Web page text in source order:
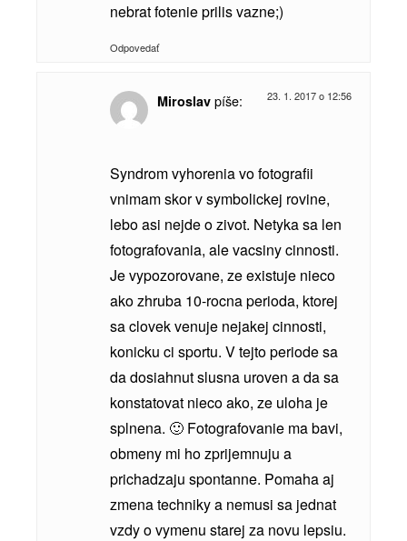
nebrat fotenie prilis vazne;)
Odpovedať
Miroslav píše: 23. 1. 2017 o 12:56
Syndrom vyhorenia vo fotografii
vnimam skor v symbolickej rovine,
lebo asi nejde o zivot. Netyka sa len
fotografovania, ale vacsiny cinnosti.
Je vypozorovane, ze existuje nieco
ako zhruba 10-rocna perioda, ktorej
sa clovek venuje nejakej cinnosti,
konicku ci sportu. V tejto periode sa
da dosiahnut slusna uroven a da sa
konstatovat nieco ako, ze uloha je
splnena. 🙂 Fotografovanie ma bavi,
obmeny mi ho zprijemnuju a
prichadzaju spontanne. Pomaha aj
zmena techniky a nemusi sa jednat
vzdy o vymenu starej za novu lepsiu.